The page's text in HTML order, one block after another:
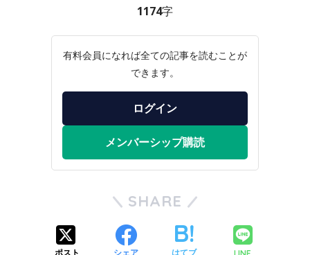
1174字
有料会員になれば全ての記事を読むことが
できます。
ログイン
メンバーシップ購読
SHARE
ポスト シェア はてブ